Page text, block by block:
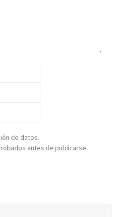
de datos.
antes de publicarse.